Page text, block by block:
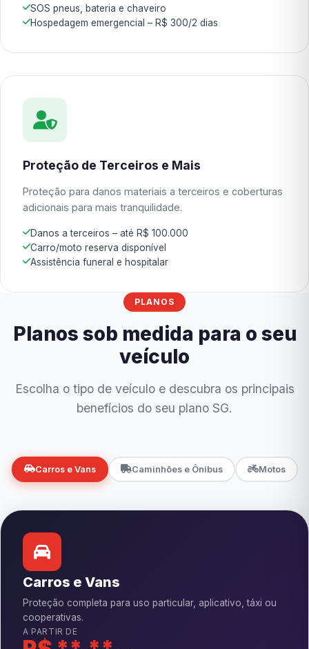
SOS pneus, bateria e chaveiro
Hospedagem emergencial – R$ 300/2 dias
Proteção de Terceiros e Mais
Proteção para danos materiais a terceiros e coberturas
adicionais para mais tranquilidade.
Danos a terceiros – até R$ 100.000
Carro/moto reserva disponível
Assistência funeral e hospitalar
PLANOS
Planos sob medida para o seu
veículo
Escolha o tipo de veículo e descubra os principais
benefícios do seu plano SG.
Carros e Vans Caminhões e Ônibus Motos
Carros e Vans
Proteção completa para uso particular, aplicativo, táxi ou
cooperativas.
A PARTIR DE